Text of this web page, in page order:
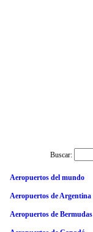
Buscar:
Aeropuertos del mundo
Aeropuertos de Argentina
Aeropuertos de Bermudas